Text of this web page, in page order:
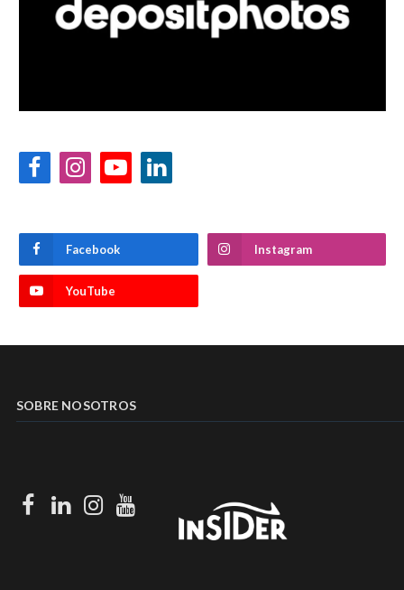
FacebookInstagramYouTubeLinkedIn
Facebook Instagram
YouTube
SOBRE NOSOTROS
Facebook
LinkedInInstagram
Youtube